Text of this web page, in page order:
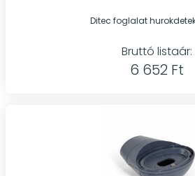
Ditec foglalat
Bruttó listaár:
6 652 Ft